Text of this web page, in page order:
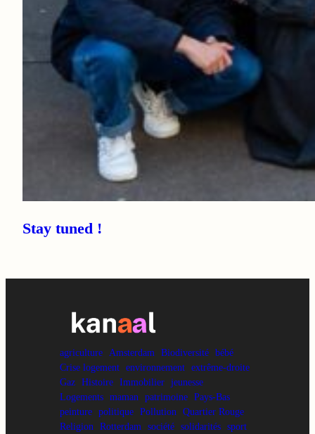
Stay tuned !
agriculture Amsterdam Biodiversité bébé
Crise logement environnement extrême-droite
Gaz Histoire Immobilier jeunesse
Logements maman patrimoine Pays-Bas
peinture politique Pollution
Quartier Rouge
Religion
Rotterdam société solidarités sport